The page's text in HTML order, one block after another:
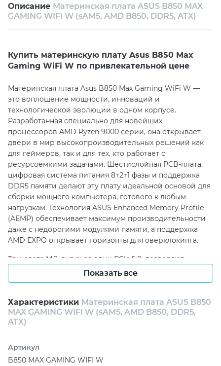
Собственный сервисный центр
Описание Материнская плата ASUS B850 MAX
GAMING WIFI W (sAM5, AMD B850, DDR5, ATX)
Купить материнcкую плату Asus B850 Max
Gaming WiFi W по привлекательной цене
Материнская плата Asus B850 Max Gaming WiFi W —
это воплощение мощности, инноваций и
технологической эволюции в одном корпусе.
Разработанная специально для новейших
процессоров AMD Ryzen 9000 серии, она открывает
двери в мир высокопроизводительных решений как
для геймеров, так и для тех, кто работает с
ресурсоемкими задачами. Шестислойная PCB-плата,
цифровая система питания 8+2+1 фазы и поддержка
DDR5 памяти делают эту плату идеальной основой для
сборки мощного компьютера, готового к любым
нагрузкам. Технология ASUS Enhanced Memory Profile
(AEMP) обеспечивает максимум производительности
даже с недорогими модулями памяти, а поддержка
AMD EXPO открывает горизонты для оверклокинга.
Три слота M.2, включая один PCIe 5.0, позволяют
устанавливать самые современные SSD-накопители,
обеспечивая молниеносный запуск системы и
Ethernet гарантируют стабильную, быструю и
бесперебойную сеть, а интерфейсы USB Type-C 10Gbps
открывают широкие возможности для подключения
продуманный тепловой дизайн с массивными
радиаторами и поддержкой ASUS Fan Xpert 2+ для
Показать все
Характеристики Материнская плата ASUS B850
MAX GAMING WIFI W (sAM5, AMD B850, DDR5,
ATX)
Артикул
B850 MAX GAMING WIFI W